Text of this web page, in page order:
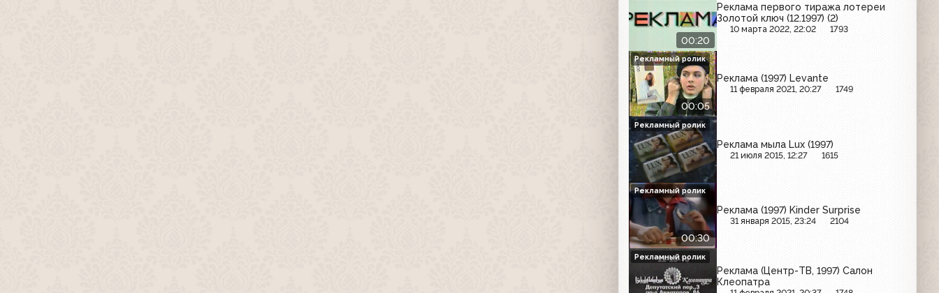
00:20
Реклама первого тиража лотереи
Золотой ключ (12.1997) (2)
10 марта 2022, 22:02 1793
00:05
Реклама (1997) Levante
11 февраля 2021, 20:27 1749
Рекламный ролик
Реклама мыла Lux (1997)
21 июля 2015, 12:27 1615
Рекламный ролик
00:30
Реклама (1997) Kinder Surprise
31 января 2015, 23:24 2104
Рекламный ролик
Реклама (Центр-ТВ, 1997) Салон
Клеопатра
Рекламный ролик